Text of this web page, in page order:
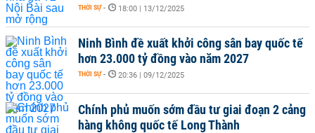
THỜI SỰ - 18:00 | 13/12/2025
Ninh Bình đề xuất khởi công sân bay quốc tế
hơn 23.000 tỷ đồng vào năm 2027
THỜI SỰ - 20:36 | 09/12/2025
Chính phủ muốn sớm đầu tư giai đoạn 2 cảng
hàng không quốc tế Long Thành